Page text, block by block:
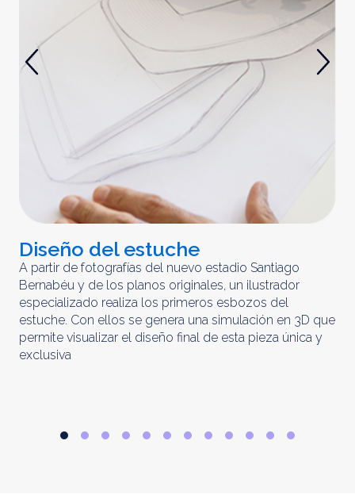
Diseño del estuche
A partir de fotografías del nuevo estadio Santiago
Bernabéu y de los planos originales, un ilustrador
especializado realiza los primeros esbozos del
estuche. Con ellos se genera una simulación en 3D que
permite visualizar el diseño final de esta pieza única y
exclusiva